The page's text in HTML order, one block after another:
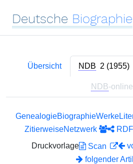
Deutsche Biographie
Übersicht NDB 2 (1955)
NDB-online
GenealogieBiographieWerke
ZitierweiseNetzwerk RDF
Druckvorlage
Scan
folgender